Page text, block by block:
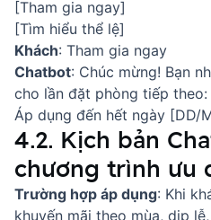
[Tham gia ngay]
[Tìm hiểu thể lệ]
Khách: Tham gia ngay
Chatbot: Chúc mừng! Bạn
cho lần đặt phòng tiếp theo:
Áp dụng đến hết ngày [DD/
4.2. Kịch bản
chương trình ưu
Trường hợp áp dụng: Khi
khuyến mãi theo mùa, dịp